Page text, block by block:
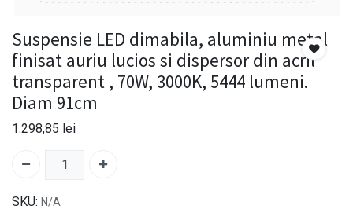
Suspensie LED dimabila, aluminiu metal
finisat auriu lucios si dispersor din acril
transparent , 70W, 3000K, 5444 lumeni.
Diam 91cm
1.298,85 lei
SKU: N/A